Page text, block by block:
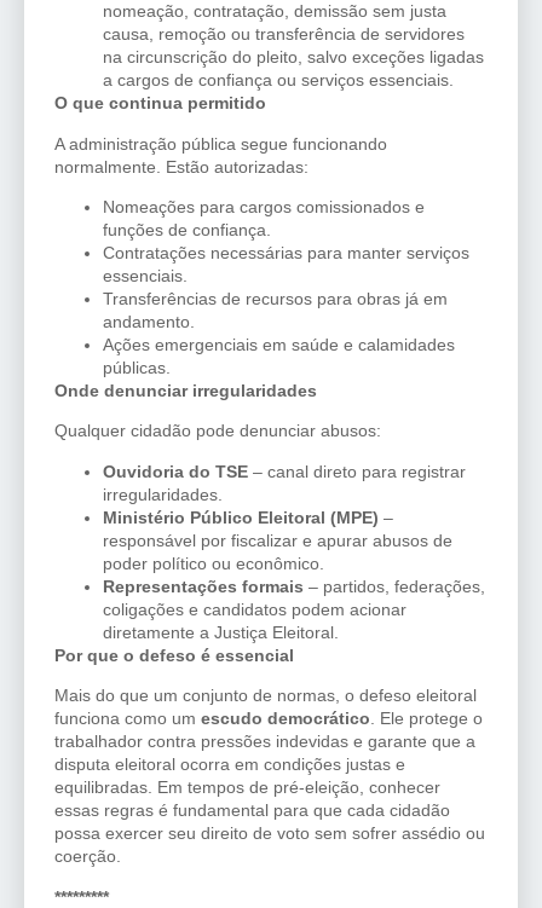
nomeação, contratação, demissão sem justa
causa, remoção ou transferência de servidores
na circunscrição do pleito, salvo exceções ligadas
a cargos de confiança ou serviços essenciais.
O que continua permitido
A administração pública segue funcionando
normalmente. Estão autorizadas:
Nomeações para cargos comissionados e
funções de confiança.
Contratações necessárias para manter serviços
essenciais.
Transferências de recursos para obras já em
andamento.
Ações emergenciais em saúde e calamidades
públicas.
Onde denunciar irregularidades
Qualquer cidadão pode denunciar abusos:
Ouvidoria do TSE – canal direto para registrar
irregularidades.
Ministério Público Eleitoral (MPE) –
responsável por fiscalizar e apurar abusos de
poder político ou econômico.
Representações formais – partidos, federações,
coligações e candidatos podem acionar
diretamente a Justiça Eleitoral.
Por que o defeso é essencial
Mais do que um conjunto de normas, o defeso eleitoral
funciona como um escudo democrático. Ele protege o
trabalhador contra pressões indevidas e garante que a
disputa eleitoral ocorra em condições justas e
equilibradas. Em tempos de pré-eleição, conhecer
essas regras é fundamental para que cada cidadão
possa exercer seu direito de voto sem sofrer assédio ou
coerção.
*********